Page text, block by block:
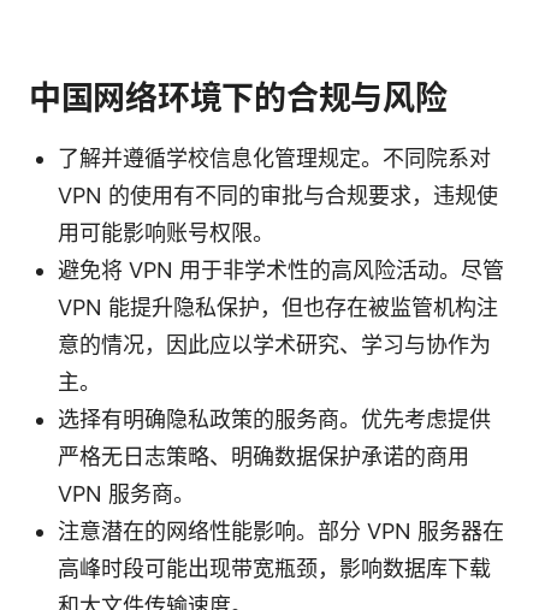
中国网络环境下的合规与风险
了解并遵循学校信息化管理规定。不同院系对
VPN 的使用有不同的审批与合规要求，违规使
用可能影响账号权限。
避免将 VPN 用于非学术性的高风险活动。尽管
VPN 能提升隐私保护，但也存在被监管机构注
意的情况，因此应以学术研究、学习与协作为
主。
选择有明确隐私政策的服务商。优先考虑提供
严格无日志策略、明确数据保护承诺的商用
VPN 服务商。
注意潜在的网络性能影响。部分 VPN 服务器在
高峰时段可能出现带宽瓶颈，影响数据库下载